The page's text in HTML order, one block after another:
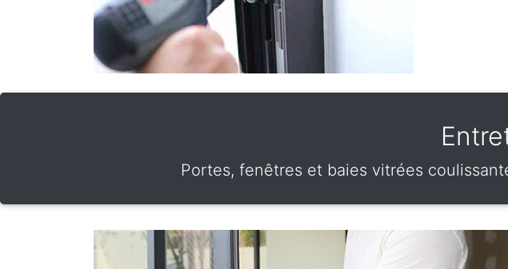
Portes, fenêtres et baies vitrées